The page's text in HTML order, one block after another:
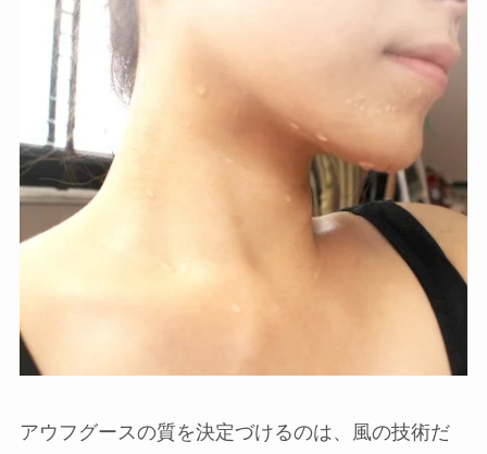
アウフグースの質を決定づけるのは、風の技術だ